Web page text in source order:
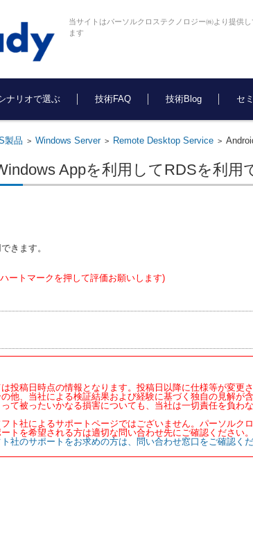
当サイトはパーソルクロステクノロジー㈱より提供
ます
ナリオで選ぶ 技術FAQ 技術Blog セ
製品 > Windows Server> Remote Desktop Service>
Appを利用してRDSを利用
きます。
ートマークを押して評価お願いします)
投稿日時点の情報となります。投稿日以降に仕様等が変更
他、当社による検証結果および経験に基づく独自の見解が
て被ったいかなる損害についても、当社は一切責任を負わ
ト社によるサポートページではございません。パーソルク
トを希望される方は適切な問い合わせ先にご確認ください。
ト社のサポートをお求めの方は、問い合わせ窓口をご確認く